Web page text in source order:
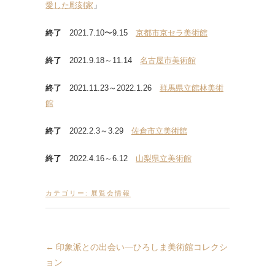
愛した彫刻家 」
終了 2021.7.10〜9.15 京都市京セラ美術館
終了 2021.9.18～11.14 名古屋市美術館
終了 2021.11.23～2022.1.26 群馬県立館林美術
館
終了 2022.2.3～3.29 佐倉市立美術館
終了 2022.4.16～6.12 山梨県立美術館
カテゴリー: 展覧会情報
← 印象派との出会い―ひろしま美術館コレクシ
ョン